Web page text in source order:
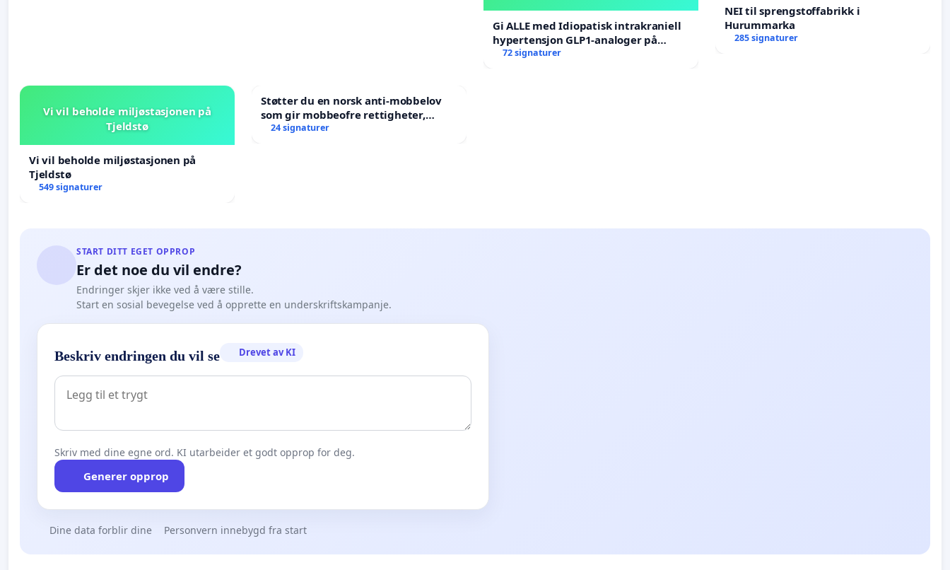
Gi ALLE med Idiopatisk intrakraniell
hypertensjon GLP1-analoger på
blåresept!
72 signaturer
NEI til sprengstoffabrikk i
Hurummarka
285 signaturer
Vi vil beholde miljøstasjonen på
Tjeldstø
Vi vil beholde miljøstasjonen på
Tjeldstø
549 signaturer
Støtter du en norsk anti-mobbelov
som gir mobbeofre rettigheter,
oppreisning og hjelp?
24 signaturer
START DITT EGET OPPROP
Er det noe du vil endre?
Endringer skjer ikke ved å være stille.
Start en sosial bevegelse ved å opprette en underskriftskampanje.
Beskriv endringen du vil se Drevet av KI
Skriv med dine egne ord. KI utarbeider et godt opprop for deg.
Generer opprop
Dine data forblir dine Personvern innebygd fra start